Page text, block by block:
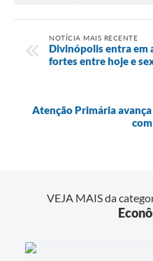
NOTÍCIA MAIS RECENTE
Divinópolis entra em
fortes entre hoje e
Atenção Primária
VEJA MAIS da